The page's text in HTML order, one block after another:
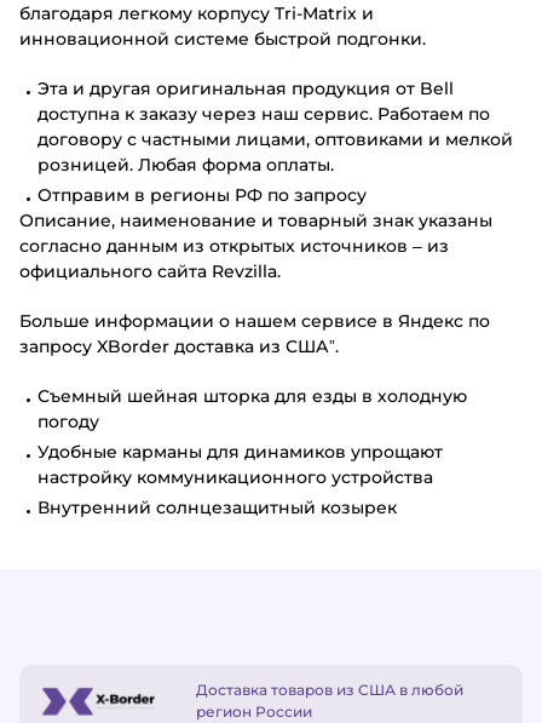
благодаря легкому корпусу Tri-Matrix и
инновационной системе быстрой подгонки.
Эта и другая оригинальная продукция от Bell
доступна к заказу через наш сервис. Работаем по
договору с частными лицами, оптовиками и мелкой
розницей. Любая форма оплаты.
Отправим в регионы РФ по запросу
Описание, наименование и товарный знак указаны
согласно данным из открытых источников – из
официального сайта Revzilla.
Больше информации о нашем сервисе в Яндекс по
запросу XBorder доставка из США”.
Съемный шейная шторка для езды в холодную
погоду
Удобные карманы для динамиков упрощают
настройку коммуникационного устройства
Внутренний солнцезащитный козырек
Доставка товаров из США в любой
регион России